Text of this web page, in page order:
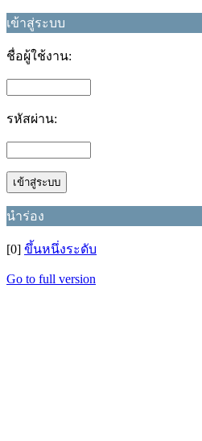
เข้าสู่ระบบ
ชื่อผู้ใช้งาน:
รหัสผ่าน:
นำร่อง
[0] ขึ้นหนึ่งระดับ
Go to full version